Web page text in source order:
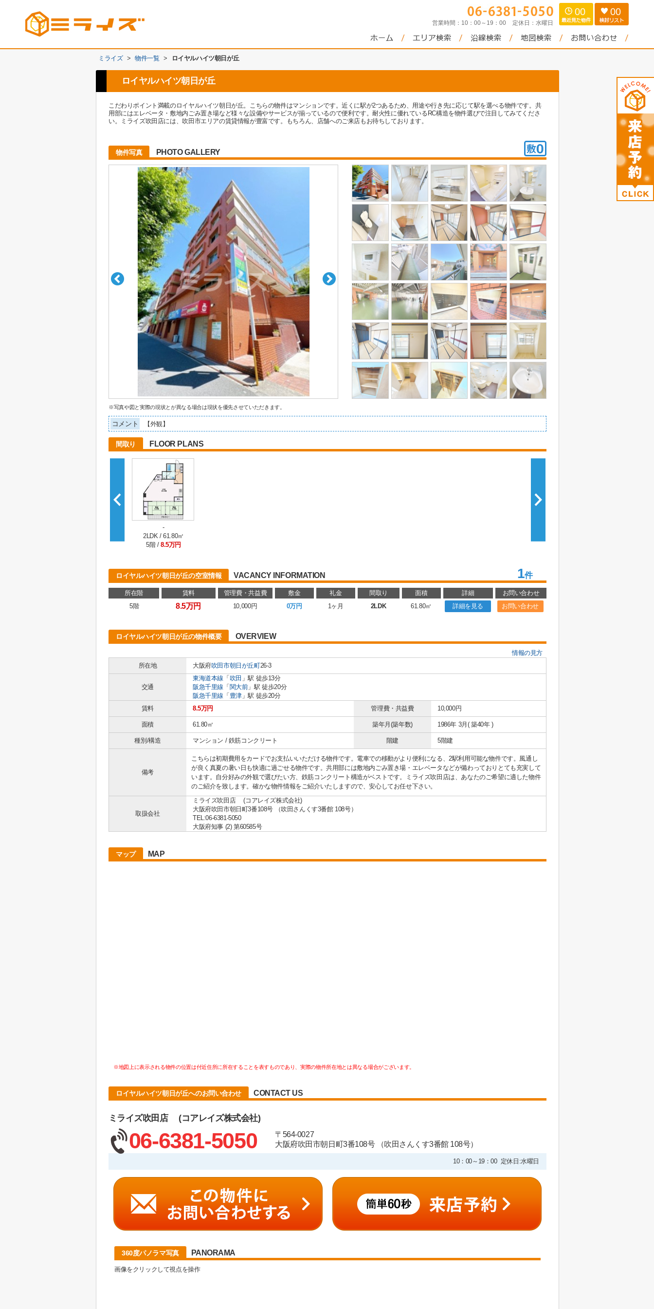
営業時間： 10：00～19：00 定休日： 水曜日
00 00
ミライズ > 物件一覧 > ロイヤルハイツ朝日が丘
ロイヤルハイツ朝日が丘
こだわりポイント満載のロイヤルハイツ朝日が丘。こちらの物件はマンションです。近くに駅が2つあるため、用途や行き先に応じて駅を選べる物件です。共
用部にはエレベータ・敷地内ごみ置き場など様々な設備やサービスが揃っているので便利です。耐火性に優れているRC構造を物件選びで注目してみてくださ
い。ミライズ吹田店には、吹田市エリアの賃貸情報が豊富です。もちろん、店舗へのご来店もお待ちしております。
物件写真 PHOTO GALLERY
※写真や図と実際の現状とが異なる場合は現状を優先させていただきます。
コメント 【外観】
間取り FLOOR PLANS
-
2LDK / 61.80㎡
5階 / 8.5万円
ロイヤルハイツ朝日が丘の空室情報 VACANCY INFORMATION 1件
所在階 賃料 管理費・共益費 敷金 礼金 間取り 面積 詳細
お問い合わせ
5階
8.5万円 10,000円 0万円 1ヶ月 2LDK 61.80㎡ 詳細を見る お問い合わせ
ロイヤルハイツ朝日が丘の物件概要 OVERVIEW
情報の見方
所在地
大阪府吹田市朝日が丘町26-3
交通
東海道本線 「 吹田 」駅 徒歩13分
阪急千里線 「 関大前」駅 徒歩20分
阪急千里線 「 豊津」駅 徒歩20分
賃料
8.5万円 管理費・共益費 10,000円
面積 61.80㎡ 築年月(築年数) 1986年 3月( 築40年 )
種別/構造 マンション / 鉄筋コンクリート 階建 5階建
備考
こちらは初期費用をカードでお支払いいただける物件です。電車での移動がより便利になる、2駅利用可能な物件です。風通し
が良く真夏の暑い日も快適に過ごせる物件です。共用部には敷地内ごみ置き場・エレベータなどが備わっておりとても充実して
います。自分好みの外観で選びたい方、鉄筋コンクリート構造がベストです。ミライズ吹田店は、あなたのご希望に適した物件
のご紹介を致します。確かな物件情報をご紹介いたしますので、安心してお任せ下さい。
取扱会社
ミライズ吹田店 (コアレイズ株式会社)
大阪府吹田市朝日町3番108号 （吹田さんくす3番館 108号）
TEL:06-6381-5050
大阪府知事 (2) 第60585号
マップ MAP
※地図上に表示される物件の位置は付近住所に所在することを表すものであり、実際の物件所在地とは異なる場合がございます。
ロイヤルハイツ朝日が丘へのお問い合わせ CONTACT US
ミライズ吹田店 (コアレイズ株式会社)
06-6381-5050
〒564-0027
大阪府吹田市朝日町3番108号 （吹田さんくす3番館 108号）
10：00～19：00 定休日:水曜日
360度パノラマ写真 PANORAMA
画像をクリックして視点を操作